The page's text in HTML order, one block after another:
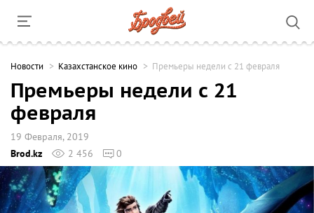
Новости Казахстанское кино Премьеры недели с 21 февраля
Премьеры недели с 21
февраля
19 Февраля, 2019
Brod.kz
2 456 0